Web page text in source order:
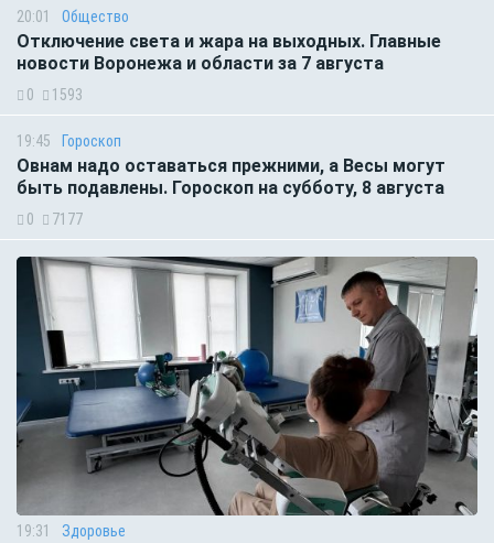
20:01 Общество
Отключение света и жара на выходных. Главные
новости Воронежа и области за 7 августа
0 1593
19:45 Гороскоп
Овнам надо оставаться прежними, а Весы могут
быть подавлены. Гороскоп на субботу, 8 августа
0 7177
19:31 Здоровье